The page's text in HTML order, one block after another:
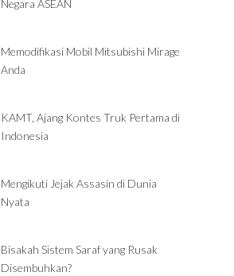
Negara ASEAN
Memodifikasi Mobil Mitsubishi Mirage
Anda
KAMT, Ajang Kontes Truk Pertama di
Indonesia
Mengikuti Jejak Assasin di Dunia
Nyata
Bisakah Sistem Saraf yang Rusak
Disembuhkan?